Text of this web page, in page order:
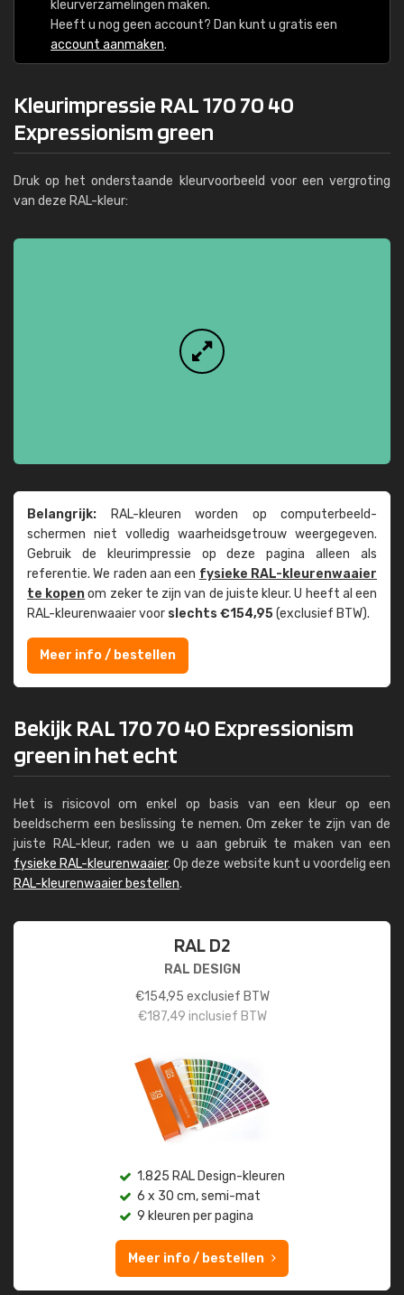
kleurverzamelingen maken.
Heeft u nog geen account? Dan kunt u gratis een
account aanmaken.
Kleurimpressie RAL 170 70 40
Expressionism green
Druk op het onderstaande kleurvoorbeeld voor een vergroting
van deze RAL-kleur:
Belangrijk: RAL-kleuren worden op computer­beeld­
schermen niet volledig waarheids­­getrouw weer­gegeven.
Gebruik de kleur­impressie op deze pagina alleen als
referentie. We raden aan een fysieke RAL-kleuren­waaier
te kopenom zeker te zijn van de juiste kleur. U heeft al een
RAL-kleuren­waaier voor slechts €154,95(exclusief BTW).
Meer info / bestellen
Bekijk RAL 170 70 40 Expressionism
green in het echt
Het is risicovol om enkel op basis van een kleur op een
beeldscherm een beslissing te nemen. Om zeker te zijn van de
juiste RAL-kleur, raden we u aan gebruik te maken van een
fysieke RAL-kleurenwaaier. Op deze website kunt u voordelig een
RAL-kleurenwaaier bestellen.
RAL D2
RAL DESIGN
€154,95 exclusief BTW
€187,49 inclusief BTW
1.825 RAL Design-kleuren
6 x 30 cm, semi-mat
9 kleuren per pagina
Meer info / bestellen